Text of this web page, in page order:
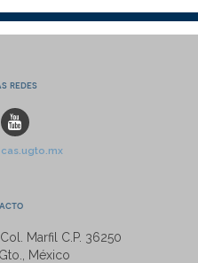
redes
Marfil C.P. 36250
México